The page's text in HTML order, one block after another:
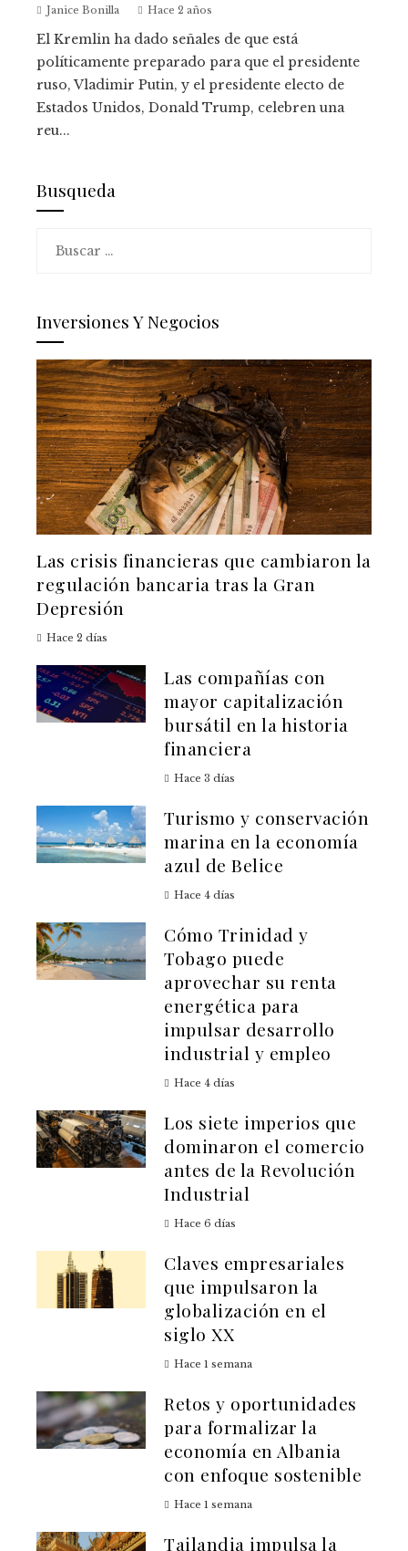
Janice Bonilla Hace 2 años
El Kremlin ha dado señales de que está
políticamente preparado para que el presidente
ruso, Vladimir Putin, y el presidente electo de
Estados Unidos, Donald Trump, celebren una
reu...
Busqueda
Inversiones Y Negocios
Las crisis financieras que cambiaron la
regulación bancaria tras la Gran
Depresión
Hace 2 días
Las compañías con
mayor capitalización
bursátil en la historia
financiera
Hace 3 días
Turismo y conservación
marina en la economía
azul de Belice
Hace 4 días
Cómo Trinidad y
Tobago puede
aprovechar su renta
energética para
impulsar desarrollo
industrial y empleo
Hace 4 días
Los siete imperios que
dominaron el comercio
antes de la Revolución
Industrial
Hace 6 días
Claves empresariales
que impulsaron la
globalización en el
siglo XX
Hace 1 semana
Retos y oportunidades
para formalizar la
economía en Albania
con enfoque sostenible
Hace 1 semana
Tailandia impulsa la